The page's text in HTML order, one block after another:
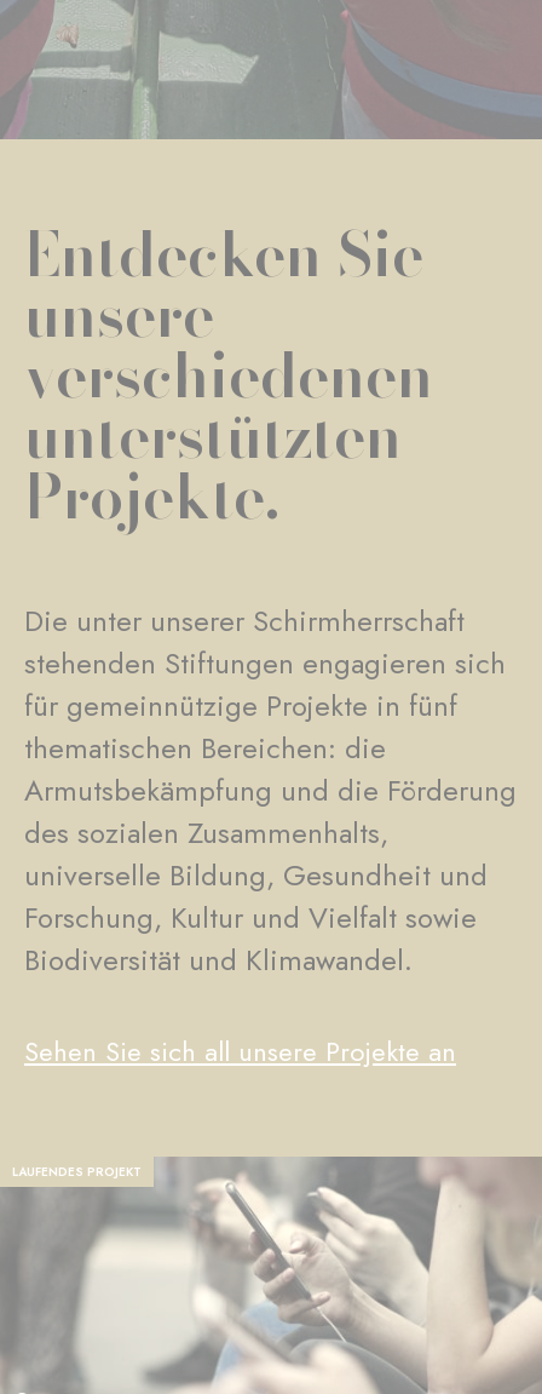
Entdecken Sie
unsere
verschiedenen
unterstützten
Projekte.
Die unter unserer Schirmherrschaft
stehenden Stiftungen engagieren sich
für gemeinnützige Projekte in fünf
thematischen Bereichen: die
Armutsbekämpfung und die Förderung
des sozialen Zusammenhalts,
universelle Bildung, Gesundheit und
Forschung, Kultur und Vielfalt sowie
Biodiversität und Klimawandel.
Sehen Sie sich all unsere Projekte an
LAUFENDES PROJEKT